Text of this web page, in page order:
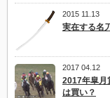
2015 11.13
実在する名
2017 04.12
2017年皐月
は買い？